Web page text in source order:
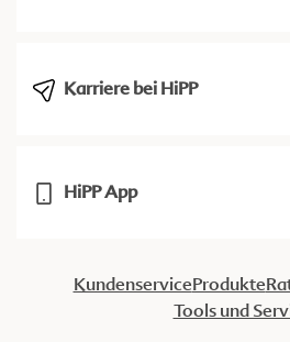
Karriere bei HiPP
HiPP App
KundenserviceProdukte
Tools und